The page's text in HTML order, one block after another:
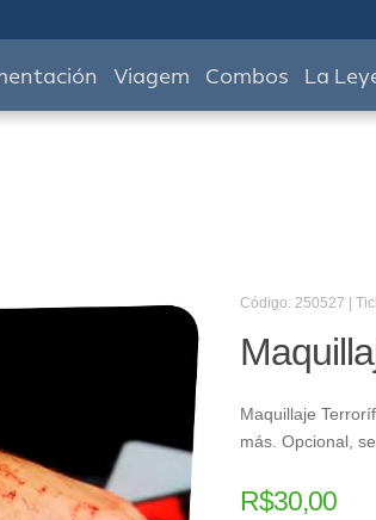
Viagem Combos La
Código: 250527 |
Maquillaje
más. Opcional,
R$30,00